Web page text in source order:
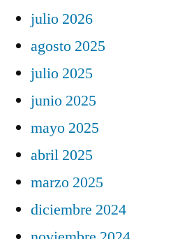
julio 2026
agosto 2025
julio 2025
junio 2025
mayo 2025
abril 2025
marzo 2025
diciembre 2024